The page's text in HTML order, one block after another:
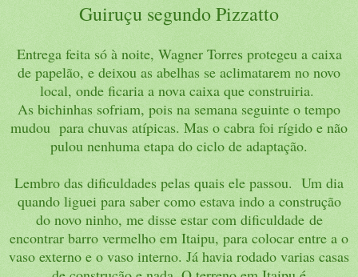
Guiruçu segundo Pizzatto
Entrega feita só à noite, Wagner Torres protegeu a caixa
de papelão, e deixou as abelhas se aclimatarem no novo
local, onde ficaria a nova caixa que construiria.
As bichinhas sofriam, pois na semana seguinte o tempo
mudou para chuvas atípicas. Mas o cabra foi rígido e não
pulou nenhuma etapa do ciclo de adaptação.
Lembro das dificuldades pelas quais ele passou. Um dia
quando liguei para saber como estava indo a construção
do novo ninho, me disse estar com dificuldade de
encontrar barro vermelho em Itaipu, para colocar entre a o
vaso externo e o vaso interno. Já havia rodado varias casas